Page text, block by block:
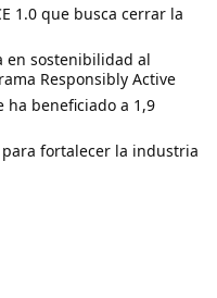
1.0 que busca cerrar la
en sostenibilidad al
Responsibly Active
ha beneficiado a 1,9
fortalecer la industria